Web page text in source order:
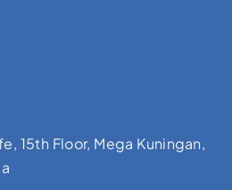
15th Floor, Mega Kuningan,